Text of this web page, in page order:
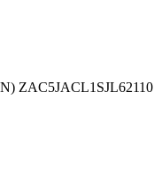
ZAC5JACL1SJL62110